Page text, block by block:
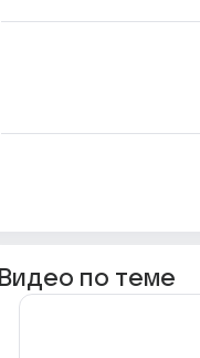
Видео по теме